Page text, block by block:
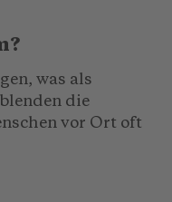
was als
die
vor Ort oft